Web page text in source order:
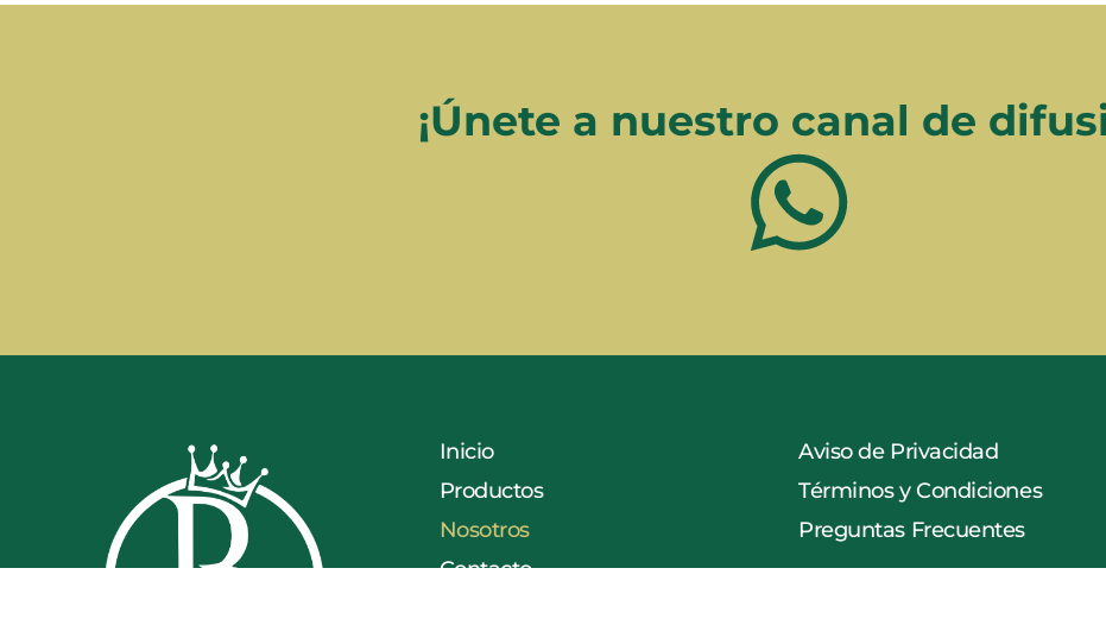
¡Únete a nuestro canal de
Inicio
Productos
Nosotros
Contacto
Aviso de Privacidad
Términos y Condiciones
Preguntas Frecuentes